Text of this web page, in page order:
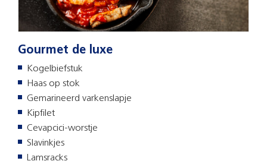
Gourmet de luxe
Kogelbiefstuk
Haas op stok
Gemarineerd varkenslapje
Kipfilet
Cevapcici-worstje
Slavinkjes
Lamsracks